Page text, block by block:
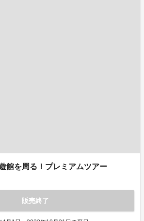
館を周る！プレミアムツアー
販売終了